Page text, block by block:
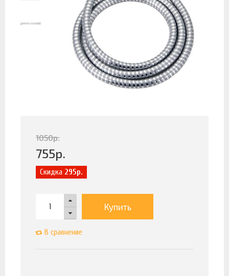
1050р.
755р.
Скидка 295р.
Купить
В сравнение